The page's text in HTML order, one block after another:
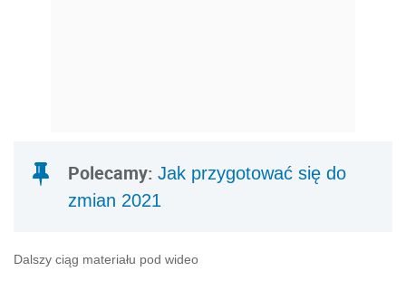
Polecamy: Jak przygotować się do
zmian 2021
Dalszy ciąg materiału pod wideo